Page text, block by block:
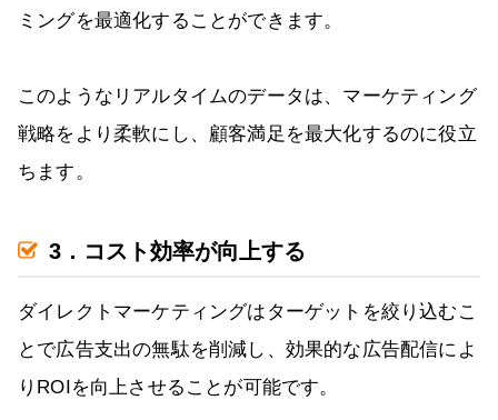
ミングを最適化することができます。
このようなリアルタイムのデータは、マーケティング
戦略をより柔軟にし、顧客満足を最大化するのに役立
ちます。
3．コスト効率が向上する
ダイレクトマーケティングはターゲットを絞り込むこ
とで広告支出の無駄を削減し、効果的な広告配信によ
りROIを向上させることが可能です。